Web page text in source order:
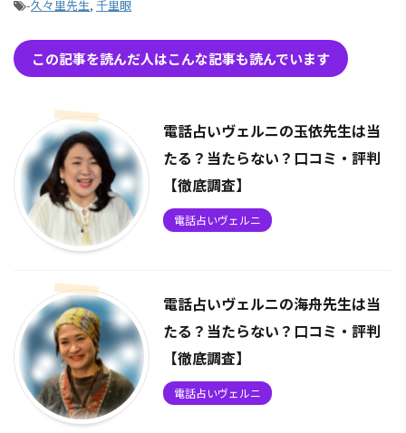
-久々里先生, 千里眼
この記事を読んだ人はこんな記事も読んでいます
電話占いヴェルニの玉依先生は当
たる？当たらない？口コミ・評判
【徹底調査】
電話占いヴェルニ
電話占いヴェルニの海舟先生は当
たる？当たらない？口コミ・評判
【徹底調査】
電話占いヴェルニ